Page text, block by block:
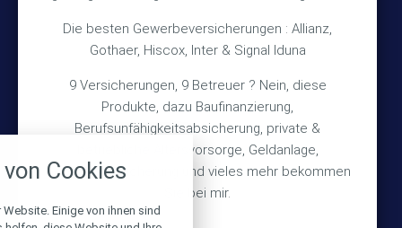
Die besten Gewerbeversicherungen : Allianz,
Gothaer, Hiscox, Inter & Signal Iduna
9 Versicherungen, 9 Betreuer ? Nein, diese
Produkte, dazu Baufinanzierung,
Berufsunfähigkeitsabsicherung, private &
betriebliche Altersvorsorge, Geldanlage,
Gebäudeversicherung und vieles mehr bekommen
Sie bei mir.
Wichtiges
Über mich
Bedarfsermittlung
Schadensmeldung
Cookies
Einige von ihnen sind
alle verwendeten Cookies und
zu blockieren.